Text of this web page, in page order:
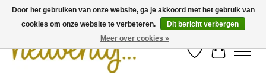
Verlanglijst
Door het gebruiken van onze website, ga je akkoord met het gebruik van
cookies om onze website te verbeteren.
Dit bericht verbergen
Meer over cookies »